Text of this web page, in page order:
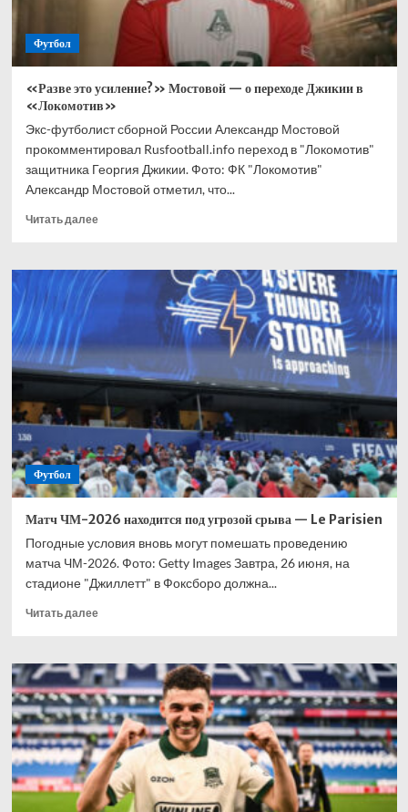
Футбол
«Разве это усиление?» Мостовой — о переходе Джикии в
«Локомотив»
Экс-футболист сборной России Александр Мостовой
прокомментировал Rusfootball.info переход в "Локомотив"
защитника Георгия Джикии. Фото: ФК "Локомотив"
Александр Мостовой отметил, что...
Читать далееПрочитать
«Разве
это
переходе
Джикии
в
«Локомотив»
Футбол
Матч ЧМ-2026 находится под угрозой срыва — Le Parisien
Погодные условия вновь могут помешать проведению
матча ЧМ-2026. Фото: Getty Images Завтра, 26 июня, на
стадионе "Джиллетт" в Фоксборо должна...
Читать далееПрочитать
Матч
ЧМ-2026
находится
под
угрозой
срыва
—
Le
Parisien